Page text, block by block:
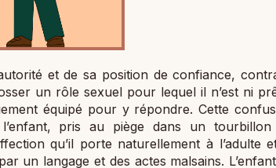
et de sa position de confiance,
un rôle sexuel pour lequel il n’est ni
équipé pour y répondre. Cette
pris au piège dans un tourbillon
qu’il porte naturellement à l’adulte
un langage et des actes malsains.